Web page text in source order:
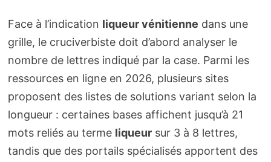
Face à l’indication liqueur vénitienne dans une
grille, le cruciverbiste doit d’abord analyser le
nombre de lettres indiqué par la case. Parmi les
ressources en ligne en 2026, plusieurs sites
proposent des listes de solutions variant selon la
longueur : certaines bases affichent jusqu’à 21
mots reliés au terme liqueursur 3 à 8 lettres,
tandis que des portails spécialisés apportent des